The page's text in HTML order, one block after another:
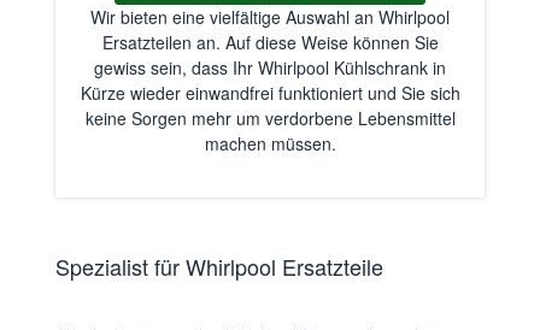
Wir bieten eine vielfältige Auswahl an Whirlpool
Ersatzteilen an. Auf diese Weise können Sie
gewiss sein, dass Ihr Whirlpool Kühlschrank in
Kürze wieder einwandfrei funktioniert und Sie sich
keine Sorgen mehr um verdorbene Lebensmittel
machen müssen.
Spezialist für Whirlpool Ersatzteile